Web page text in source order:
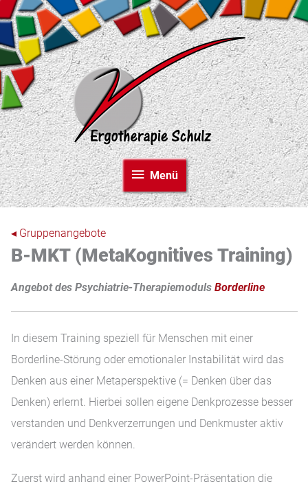
Zum
Inhalt
springen
Menü
Menü
◂ Gruppenangebote
B-MKT (Meta­Kognitives Training)
Angebot des Psychiatrie-Therapiemoduls Borderline
In diesem Training speziell für Menschen mit einer
Borderline-Störung oder emotionaler Instabilität wird das
Denken aus einer Metaperspektive (= Denken über das
Denken) erlernt. Hierbei sollen eigene Denkprozesse besser
verstanden und Denkverzerrungen und Denkmuster aktiv
verändert werden können.
Zuerst wird anhand einer PowerPoint-Präsentation die